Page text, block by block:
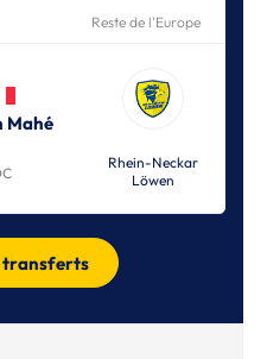
Reste de l'Europe
Mahé
Rhein-Neckar
Löwen
transferts